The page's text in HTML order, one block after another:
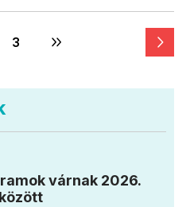
3
várnak 2026.